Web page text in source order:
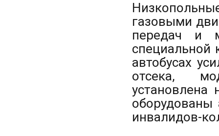
газовыми
передач и
специальной
автобусах
отсека,
установлена
инвалидов-